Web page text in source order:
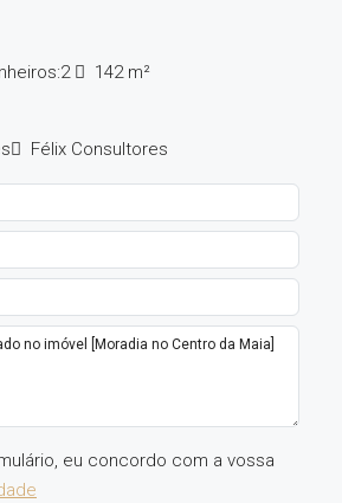
2 142 m²
Félix Consultores
eu concordo com a vossa